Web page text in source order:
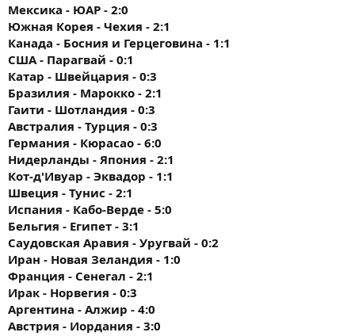
Мексика - ЮАР - 2:0
Южная Корея - Чехия - 2:1
Канада - Босния и Герцеговина - 1:1
США - Парагвай - 0:1
Катар - Швейцария - 0:3
Бразилия - Марокко - 2:1
Гаити - Шотландия - 0:3
Австралия - Турция - 0:3
Германия - Кюрасао - 6:0
Нидерланды - Япония - 2:1
Кот-д'Ивуар - Эквадор - 1:1
Швеция - Тунис - 2:1
Испания - Кабо-Верде - 5:0
Бельгия - Египет - 3:1
Саудовская Аравия - Уругвай - 0:2
Иран - Новая Зеландия - 1:0
Франция - Сенегал - 2:1
Ирак - Норвегия - 0:3
Аргентина - Алжир - 4:0
Австрия - Иордания - 3:0